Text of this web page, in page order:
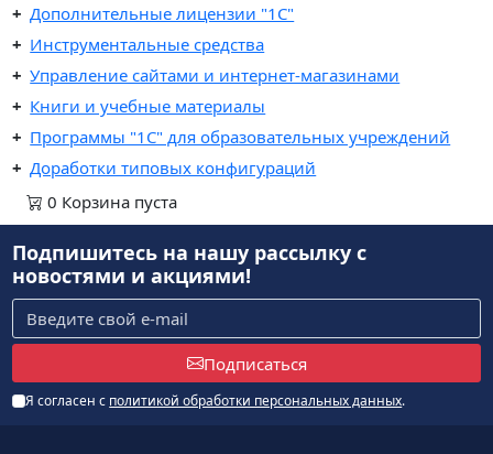
Дополнительные лицензии "1С"
Инструментальные средства
Управление сайтами и интернет-магазинами
Книги и учебные материалы
Программы "1С" для образовательных учреждений
Доработки типовых конфигураций
0 Корзина пуста
Подпишитесь на нашу рассылкус
новостями и акциями!
Подписаться
Я согласен с политикой обработки персональных данных.